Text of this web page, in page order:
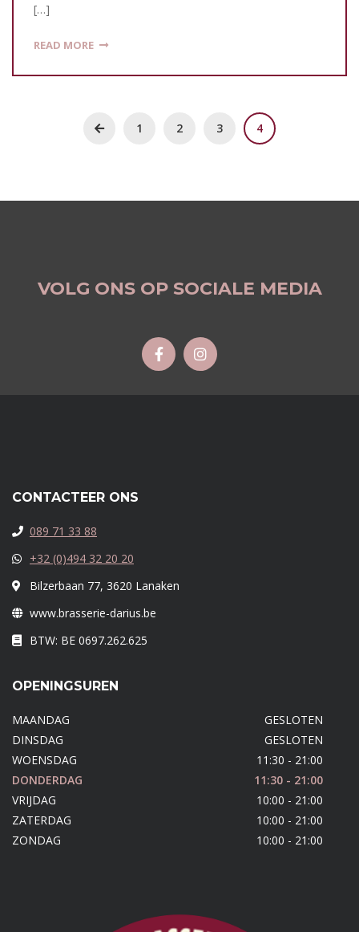
[…]
READ MORE
1 2 3 4
VOLG ONS OP SOCIALE MEDIA
CONTACTEER ONS
089 71 33 88
+32 (0)494 32 20 20
Bilzerbaan 77, 3620 Lanaken
www.brasserie-darius.be
BTW: BE 0697.262.625
OPENINGSUREN
MAANDAG
GESLOTEN
DINSDAG
GESLOTEN
WOENSDAG
11:30 - 21:00
DONDERDAG
11:30 - 21:00
VRIJDAG
10:00 - 21:00
ZATERDAG
10:00 - 21:00
ZONDAG
10:00 - 21:00